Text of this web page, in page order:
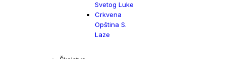
Svetog Luke
Crkvena
Opština S.
Laze